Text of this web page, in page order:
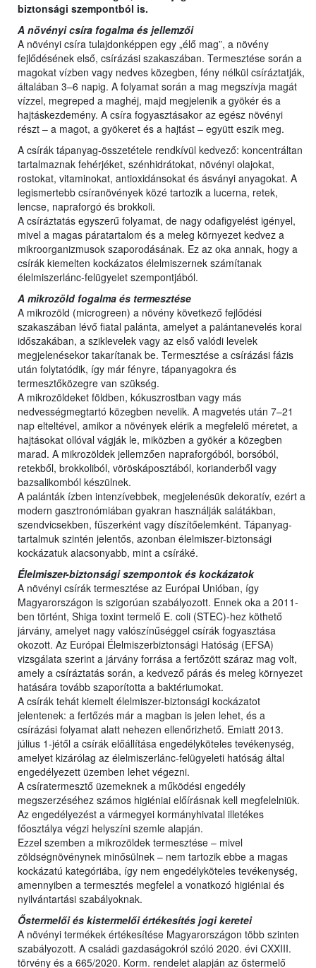
biztonsági szempontból is.
A növényi csíra fogalma és jellemzői
A növényi csíra tulajdonképpen egy „élő mag”, a növény
fejlődésének első, csírázási szakaszában. Termesztése során a
magokat vízben vagy nedves közegben, fény nélkül csíráztatják,
általában 3–6 napig. A folyamat során a mag megszívja magát
vízzel, megreped a maghéj, majd megjelenik a gyökér és a
hajtáskezdemény. A csíra fogyasztásakor az egész növényi
részt – a magot, a gyökeret és a hajtást – együtt eszik meg.
A csírák tápanyag-összetétele rendkívül kedvező: koncentráltan
tartalmaznak fehérjéket, szénhidrátokat, növényi olajokat,
rostokat, vitaminokat, antioxidánsokat és ásványi anyagokat. A
legismertebb csíranövények közé tartozik a lucerna, retek,
lencse, napraforgó és brokkoli.
A csíráztatás egyszerű folyamat, de nagy odafigyelést igényel,
mivel a magas páratartalom és a meleg környezet kedvez a
mikroorganizmusok szaporodásának. Ez az oka annak, hogy a
csírák kiemelten kockázatos élelmiszernek számítanak
élelmiszerlánc-felügyelet szempontjából.
A mikrozöld fogalma és termesztése
A mikrozöld (microgreen) a növény következő fejlődési
szakaszában lévő fiatal palánta, amelyet a palántanevelés korai
időszakában, a sziklevelek vagy az első valódi levelek
megjelenésekor takarítanak be. Termesztése a csírázási fázis
után folytatódik, így már fényre, tápanyagokra és
termesztőközegre van szükség.
A mikrozöldeket földben, kókuszrostban vagy más
nedvességmegtartó közegben nevelik. A magvetés után 7–21
nap elteltével, amikor a növények elérik a megfelelő méretet, a
hajtásokat ollóval vágják le, miközben a gyökér a közegben
marad. A mikrozöldek jellemzően napraforgóból, borsóból,
retekből, brokkoliból, vöröskáposztából, korianderből vagy
bazsalikomból készülnek.
A palánták ízben intenzívebbek, megjelenésük dekoratív, ezért a
modern gasztronómiában gyakran használják salátákban,
szendvicsekben, fűszerként vagy díszítőelemként. Tápanyag-
tartalmuk szintén jelentős, azonban élelmiszer-biztonsági
kockázatuk alacsonyabb, mint a csíráké.
Élelmiszer-biztonsági szempontok és kockázatok
A növényi csírák termesztése az Európai Unióban, így
Magyarországon is szigorúan szabályozott. Ennek oka a 2011-
ben történt, Shiga toxint termelő E. coli (STEC)-hez köthető
járvány, amelyet nagy valószínűséggel csírák fogyasztása
okozott. Az Európai Élelmiszerbiztonsági Hatóság (EFSA)
vizsgálata szerint a járvány forrása a fertőzött száraz mag volt,
amely a csíráztatás során, a kedvező párás és meleg környezet
hatására tovább szaporította a baktériumokat.
A csírák tehát kiemelt élelmiszer-biztonsági kockázatot
jelentenek: a fertőzés már a magban is jelen lehet, és a
csírázási folyamat alatt nehezen ellenőrizhető. Emiatt 2013.
július 1-jétől a csírák előállítása engedélyköteles tevékenység,
amelyet kizárólag az élelmiszerlánc-felügyeleti hatóság által
engedélyezett üzemben lehet végezni.
A csíratermesztő üzemeknek a működési engedély
megszerzéséhez számos higiéniai előírásnak kell megfelelniük.
Az engedélyezést a vármegyei kormányhivatal illetékes
főosztálya végzi helyszíni szemle alapján.
Ezzel szemben a mikrozöldek termesztése – mivel
zöldségnövénynek minősülnek – nem tartozik ebbe a magas
kockázatú kategóriába, így nem engedélyköteles tevékenység,
amennyiben a termesztés megfelel a vonatkozó higiéniai és
nyilvántartási szabályoknak.
Őstermelői és kistermelői értékesítés jogi keretei
A növényi termékek értékesítése Magyarországon több szinten
szabályozott. A családi gazdaságokról szóló 2020. évi CXXIII.
törvény és a 665/2020. Korm. rendelet alapján az őstermelő